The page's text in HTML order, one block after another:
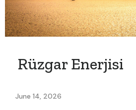
Rüzgar Enerjisi
June 14, 2026